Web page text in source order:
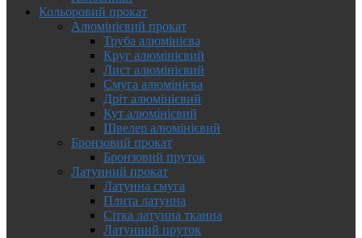
Кольоровий прокат
Алюмінієвий прокат
Труба алюмінієва
Круг алюмінієвий
Лист алюмінієвий
Смуга алюмінієва
Дріт алюмінієвий
Кут алюмінієвий
Швелер алюмінієвий
Бронзовий прокат
Бронзовий пруток
Латунний прокат
Латунна смуга
Плита латунна
Сітка латунна тканна
Латунний пруток